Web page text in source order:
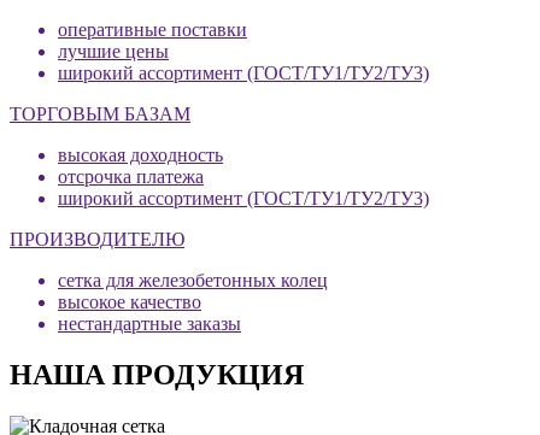
оперативные поставки
лучшие цены
широкий ассортимент (ГОСТ/ТУ1/ТУ2/ТУ3)
ТОРГОВЫМ БАЗАМ
высокая доходность
отсрочка платежа
широкий ассортимент (ГОСТ/ТУ1/ТУ2/ТУ3)
ПРОИЗВОДИТЕЛЮ
сетка для железобетонных колец
высокое качество
нестандартные заказы
НАША ПРОДУКЦИЯ